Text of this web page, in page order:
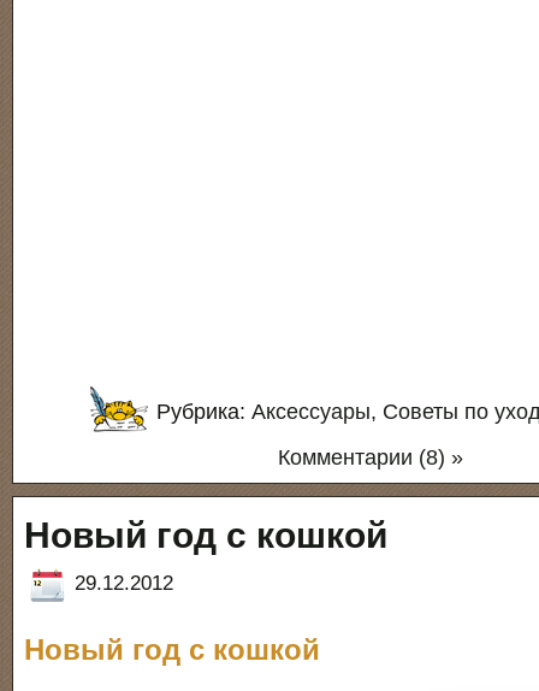
Рубрика: Аксессуары, Советы по
Комментарии (8) »
Новый год с кошкой
29.12.2012
Новый год с кошкой